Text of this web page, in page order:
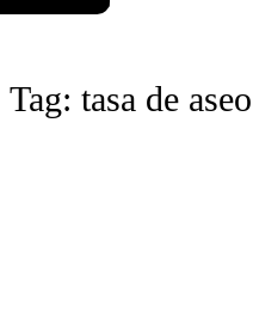
Tag: tasa de